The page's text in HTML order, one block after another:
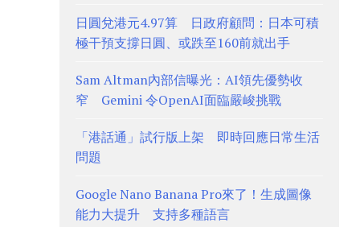
日圓兌港元4.97算 日政府顧問：日本可積
極干預支撐日圓、或跌至160前就出手
Sam Altman內部信曝光：AI領先優勢收
窄 Gemini 令OpenAI面臨嚴峻挑戰
「港話通」試行版上架 即時回應日常生活
問題
Google Nano Banana Pro來了！生成圖像
能力大提升 支持多種語言